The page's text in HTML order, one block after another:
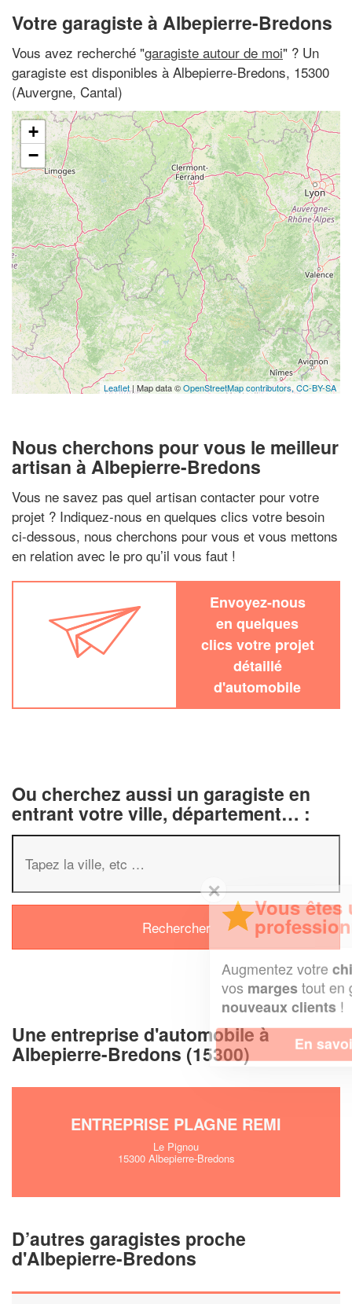
Votre garagiste à Albepierre-Bredons
Vous avez recherché "garagiste autour de moi" ? Un
garagiste est disponibles à Albepierre-Bredons, 15300
(Auvergne, Cantal)
+
−
Leaflet | Map data ©OpenStreetMap contributors, CC-BY-SA
Nous cherchons pour vous le meilleur
artisan à Albepierre-Bredons
Vous ne savez pas quel artisan contacter pour votre
projet ? Indiquez-nous en quelques clics votre besoin
ci-dessous, nous cherchons pour vous et vous mettons
en relation avec le pro qu’il vous faut !
Envoyez-nous
en quelques
clics votre projet
détaillé
d'automobile
Ou cherchez aussi un garagiste en
entrant votre ville, département… :
Une entreprise d'automobile à
Albepierre-Bredons (15300)
ENTREPRISE PLAGNE REMI
Le Pignou
15300 Albepierre-Bredons
D’autres garagistes proche
d'Albepierre-Bredons
✕
Vous êtes un
professionnel ?
chiffre d'affaireset
tout en gagnant de
En savoir plus